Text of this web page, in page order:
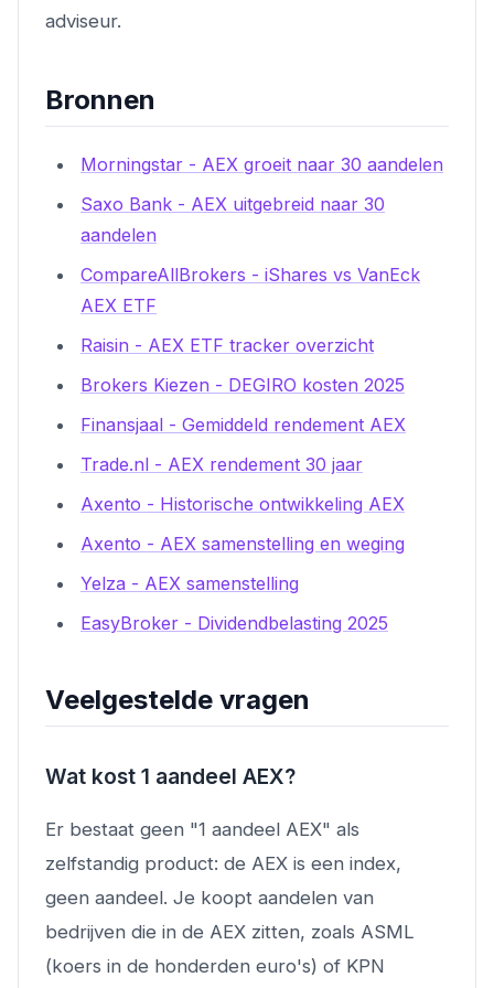
adviseur.
Bronnen
Morningstar - AEX groeit naar 30 aandelen
Saxo Bank - AEX uitgebreid naar 30
aandelen
CompareAllBrokers - iShares vs VanEck
AEX ETF
Raisin - AEX ETF tracker overzicht
Brokers Kiezen - DEGIRO kosten 2025
Finansjaal - Gemiddeld rendement AEX
Trade.nl - AEX rendement 30 jaar
Axento - Historische ontwikkeling AEX
Axento - AEX samenstelling en weging
Yelza - AEX samenstelling
EasyBroker - Dividendbelasting 2025
Veelgestelde vragen
Wat kost 1 aandeel AEX?
Er bestaat geen "1 aandeel AEX" als
zelfstandig product: de AEX is een index,
geen aandeel. Je koopt aandelen van
bedrijven die in de AEX zitten, zoals ASML
(koers in de honderden euro's) of KPN